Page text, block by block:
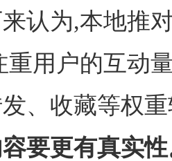
认为,本地推
重用户的互动
、收藏等权重
要更有真实